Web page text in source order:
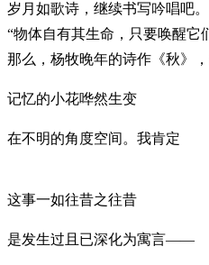
岁月如歌诗，继续书写吟唱吧
“物体自有其生命，只要唤醒它
那么，杨牧晚年的诗作《秋》
记忆的小花哗然生变
在不明的角度空间。我肯定
这事一如往昔之往昔
是发生过且已深化为寓言——